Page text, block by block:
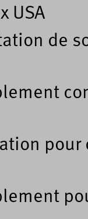
USA
de
pour